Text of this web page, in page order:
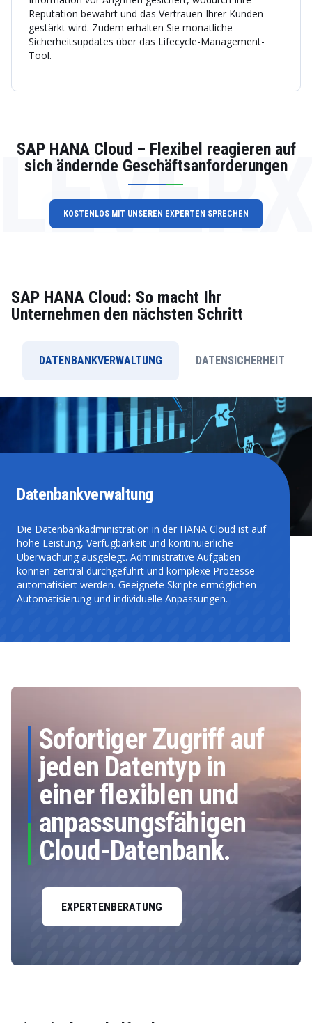
Reputation bewahrt und das Vertrauen Ihrer Kunden
gestärkt wird. Zudem erhalten Sie monatliche
Sicherheitsupdates über das Lifecycle-Management-
Tool.
SAP HANA Cloud – Flexibel reagieren auf
sich ändernde Geschäftsanforderungen
KOSTENLOS MIT UNSEREN EXPERTEN SPRECHEN
SAP HANA Cloud: So macht Ihr
Unternehmen den nächsten Schritt
DATENBANKVERWALTUNG DATENSICHERHEIT
Datenbankverwaltung
Die Datenbankadministration in der HANA Cloud ist auf
hohe Leistung, Verfügbarkeit und kontinuierliche
Überwachung ausgelegt. Administrative Aufgaben
können zentral durchgeführt und komplexe Prozesse
automatisiert werden. Geeignete Skripte ermöglichen
Automatisierung und individuelle Anpassungen.
Sofortiger Zugriff auf
jeden Datentyp in
einer flexiblen und
anpassungsfähigen
Cloud-Datenbank.
EXPERTENBERATUNG